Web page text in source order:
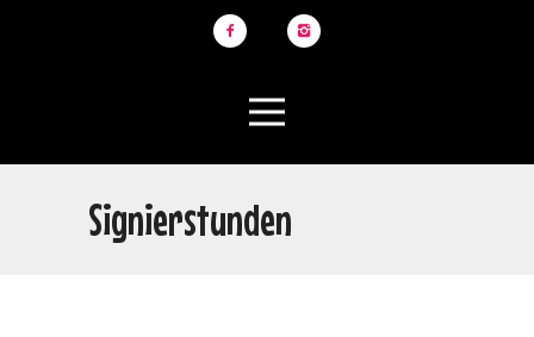
Signierstunden